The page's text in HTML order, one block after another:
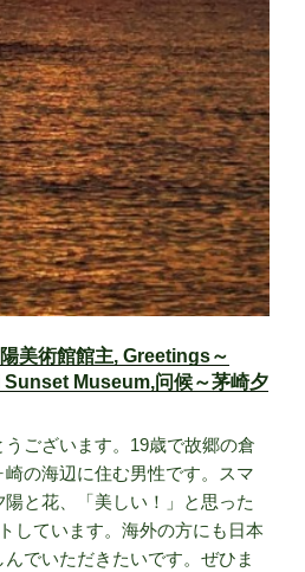
美術館館主, Greetings～
Museum,问候～茅崎夕
ございます。19歳で故郷の倉
の海辺に住む男性です。スマ
と花、「美しい！」と思った
しています。海外の方にも日本
でいただきたいです。ぜひま